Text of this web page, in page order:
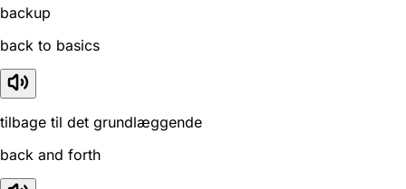
backup
back to basics
tilbage til det grundlæggende
back and forth